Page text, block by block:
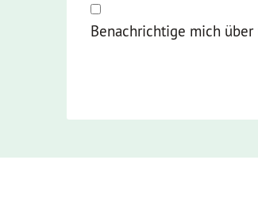
Benachrichtige mich